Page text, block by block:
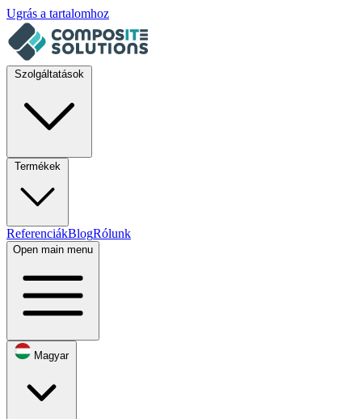
Ugrás a tartalomhoz
ReferenciákBlogRólunk
Open main menu
Magyar